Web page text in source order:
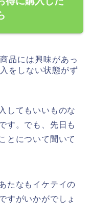
品には興味があっ
をしない状態がず
してもいいものな
す。でも、先日も
とについて聞いて
たなもイケテイの
すがいかがでしょ